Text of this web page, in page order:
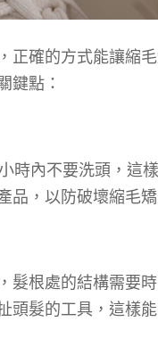
正確的方式能讓縮
鍵點：
時內不要洗頭，這
品，以防破壞縮毛
髮根處的結構需要
頭髮的工具，這樣